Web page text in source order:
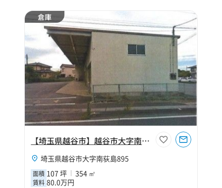
倉庫
【埼玉県越谷市】越谷市大字南荻島107坪倉庫
埼玉県越谷市大字南荻島895
面積 107 坪 354 ㎡
賃料 80.0万円